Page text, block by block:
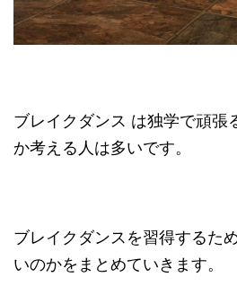
ブレイクダンス は独学で頑張
か考える人は多いです。
ブレイクダンスを習得するた
いのかをまとめていきます。